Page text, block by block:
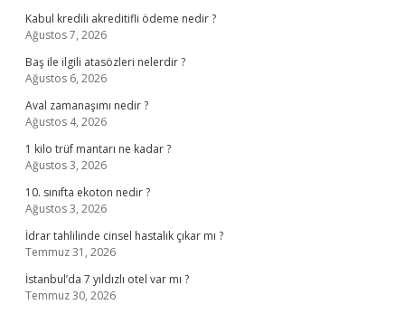
Kabul kredili akreditifli ödeme nedir ?
Ağustos 7, 2026
Baş ile ilgili atasözleri nelerdir ?
Ağustos 6, 2026
Aval zamanaşımı nedir ?
Ağustos 4, 2026
1 kilo trüf mantarı ne kadar ?
Ağustos 3, 2026
10. sınıfta ekoton nedir ?
Ağustos 3, 2026
İdrar tahlilinde cinsel hastalık çıkar mı ?
Temmuz 31, 2026
İstanbul’da 7 yıldızlı otel var mı ?
Temmuz 30, 2026